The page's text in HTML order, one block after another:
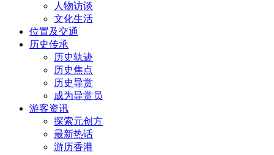
人物访谈
文化生活
位置及交通
历史传承
历史轨迹
历史焦点
历史导赏
成为导赏员
游客资讯
探索元创方
最新热话
游历香港